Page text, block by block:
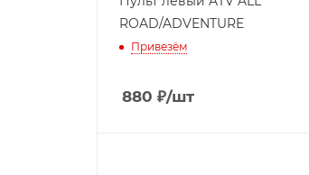
ROAD/ADVENTURE
Привезём
880 ₽/шт